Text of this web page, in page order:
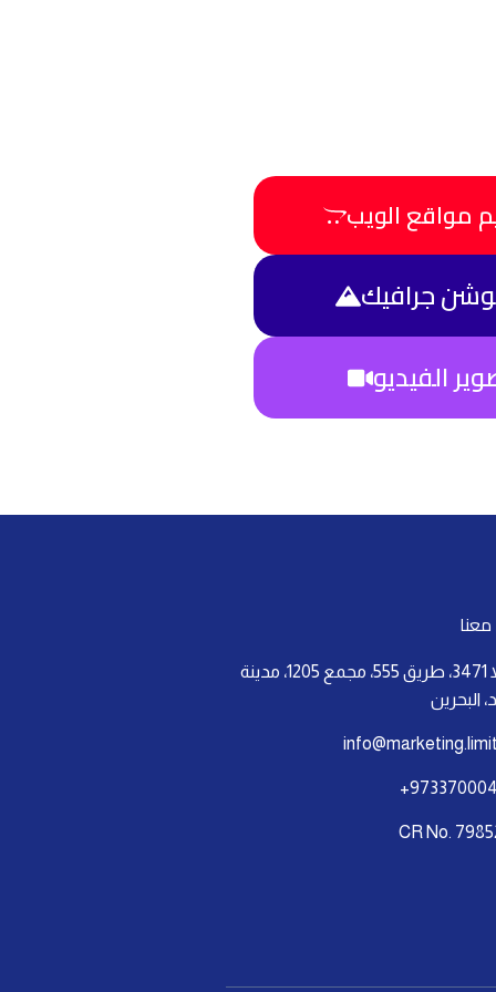
مواقع الويب
جرافيك
الفيديو
فيلا 3471، طريق 555، مجمع 1205، مدينة
البحرين
CR No.